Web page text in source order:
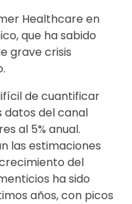
Healthcare en
que ha sabido
grave crisis
de cuantificar
datos del canal
al 5% anual.
las estimaciones
del
ha sido
años, con picos